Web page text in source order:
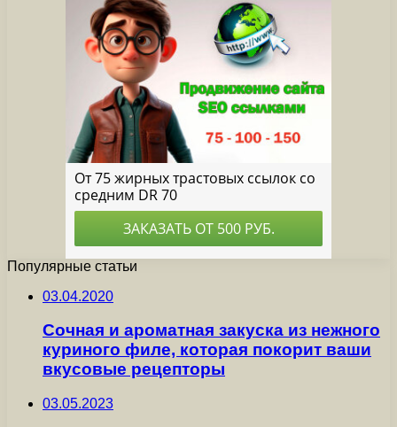
Популярные статьи
03.04.2020
Сочная и ароматная закуска из нежного
куриного филе, которая покорит ваши
вкусовые рецепторы
03.05.2023